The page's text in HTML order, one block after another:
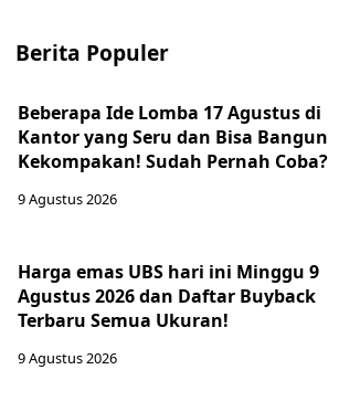
Berita Populer
Beberapa Ide Lomba 17 Agustus di
Kantor yang Seru dan Bisa Bangun
Kekompakan! Sudah Pernah Coba?
9 Agustus 2026
Harga emas UBS hari ini Minggu 9
Agustus 2026 dan Daftar Buyback
Terbaru Semua Ukuran!
9 Agustus 2026